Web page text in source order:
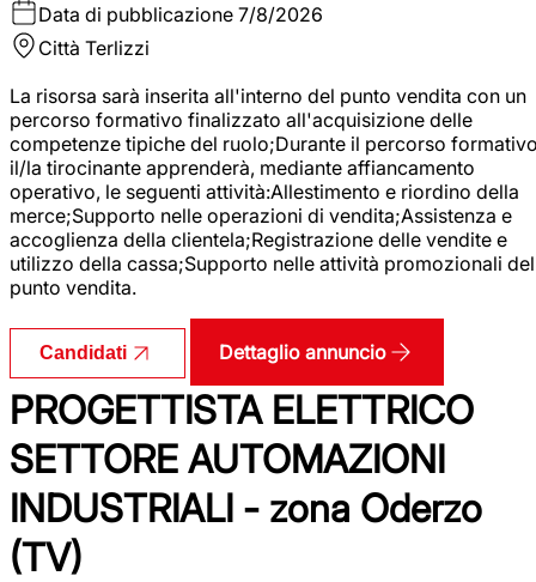
Data di pubblicazione 7/8/2026
Città Terlizzi
La risorsa sarà inserita all'interno del punto vendita con un
percorso formativo finalizzato all'acquisizione delle
competenze tipiche del ruolo;Durante il percorso
il/la tirocinante apprenderà, mediante affiancamento
operativo, le seguenti attività:Allestimento e riordino della
merce;Supporto nelle operazioni di vendita;Assistenza e
accoglienza della clientela;Registrazione delle vendite e
utilizzo della cassa;Supporto nelle attività promozionali del
punto vendita.
Candidati Dettaglio annuncio
PROGETTISTA ELETTRICO
SETTORE AUTOMAZIONI
INDUSTRIALI - zona Oderzo
(TV)